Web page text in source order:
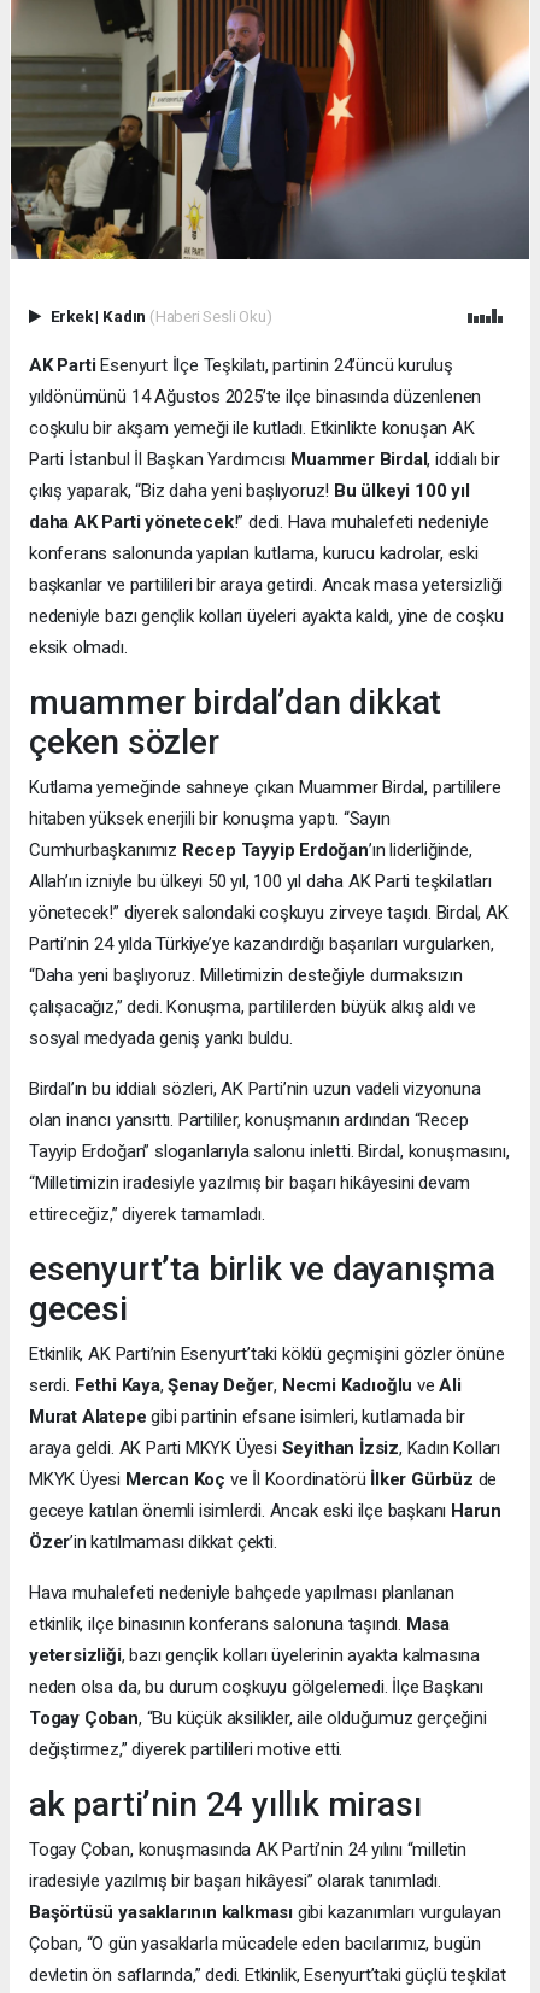
Erkek| Kadın (Haberi Sesli Oku)
AK PartiEsenyurt İlçe Teşkilatı, partinin 24’üncü kuruluş
yıldönümünü 14 Ağustos 2025’te ilçe binasında düzenlenen
coşkulu bir akşam yemeği ile kutladı. Etkinlikte konuşan AK
Parti İstanbul İl Başkan Yardımcısı Muammer Birdal, iddialı bir
çıkış yaparak, “Biz daha yeni başlıyoruz! Bu ülkeyi 100 yıl
daha AK Parti yönetecek!” dedi. Hava muhalefeti nedeniyle
konferans salonunda yapılan kutlama, kurucu kadrolar, eski
başkanlar ve partilileri bir araya getirdi. Ancak masa yetersizliği
nedeniyle bazı gençlik kolları üyeleri ayakta kaldı, yine de coşku
eksik olmadı.
muammer birdal’dan dikkat
çeken sözler
Kutlama yemeğinde sahneye çıkan Muammer Birdal, partililere
hitaben yüksek enerjili bir konuşma yaptı. “Sayın
Cumhurbaşkanımız Recep Tayyip Erdoğan’ın liderliğinde,
Allah’ın izniyle bu ülkeyi 50 yıl, 100 yıl daha AK Parti teşkilatları
yönetecek!” diyerek salondaki coşkuyu zirveye taşıdı. Birdal, AK
Parti’nin 24 yılda Türkiye’ye kazandırdığı başarıları vurgularken,
“Daha yeni başlıyoruz. Milletimizin desteğiyle durmaksızın
çalışacağız,” dedi. Konuşma, partililerden büyük alkış aldı ve
sosyal medyada geniş yankı buldu.
Birdal’ın bu iddialı sözleri, AK Parti’nin uzun vadeli vizyonuna
olan inancı yansıttı. Partililer, konuşmanın ardından “Recep
Tayyip Erdoğan” sloganlarıyla salonu inletti. Birdal, konuşmasını,
“Milletimizin iradesiyle yazılmış bir başarı hikâyesini devam
ettireceğiz,” diyerek tamamladı.
esenyurt’ta birlik ve dayanışma
gecesi
Etkinlik, AK Parti’nin Esenyurt’taki köklü geçmişini gözler önüne
serdi. Fethi Kaya,Şenay Değer, Necmi Kadıoğlu veAli
Murat Alatepe gibi partinin efsane isimleri, kutlamada bir
araya geldi. AK Parti MKYK Üyesi Seyithan İzsiz, Kadın Kolları
MKYK Üyesi Mercan Koç ve İl Koordinatörü İlker Gürbüz de
geceye katılan önemli isimlerdi. Ancak eski ilçe başkanı Harun
Özer’in katılmaması dikkat çekti.
Hava muhalefeti nedeniyle bahçede yapılması planlanan
etkinlik, ilçe binasının konferans salonuna taşındı. Masa
yetersizliği, bazı gençlik kolları üyelerinin ayakta kalmasına
neden olsa da, bu durum coşkuyu gölgelemedi. İlçe Başkanı
Togay Çoban, “Bu küçük aksilikler, aile olduğumuz gerçeğini
değiştirmez,” diyerek partilileri motive etti.
ak parti’nin 24 yıllık mirası
Togay Çoban, konuşmasında AK Parti’nin 24 yılını “milletin
iradesiyle yazılmış bir başarı hikâyesi” olarak tanımladı.
Başörtüsü yasaklarının kalkması gibi kazanımları vurgulayan
Çoban, “O gün yasaklarla mücadele eden bacılarımız, bugün
devletin ön saflarında,” dedi. Etkinlik, Esenyurt’taki güçlü teşkilat